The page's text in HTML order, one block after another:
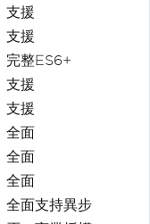
支援
支援
完整ES6+
支援
支援
全面
全面
全面
全面支持異步